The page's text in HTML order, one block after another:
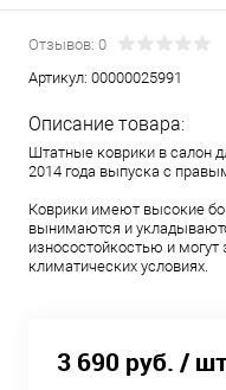
Отзывов: 0
Артикул: 00000025991
Описание товара:
Штатные коврики в салон
2014 года выпуска с
Коврики имеют высокие
вынимаются и
износостойкостью и
климатических условиях.
3 690 руб. /